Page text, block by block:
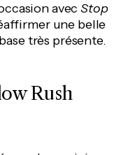
avecStop
une belle
très présente.
Rush